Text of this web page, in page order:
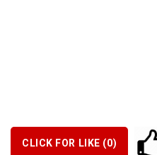
CLICK FOR LIKE (0)